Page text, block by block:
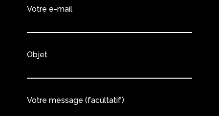
Votre e-mail
Objet
Votre message (facultatif)